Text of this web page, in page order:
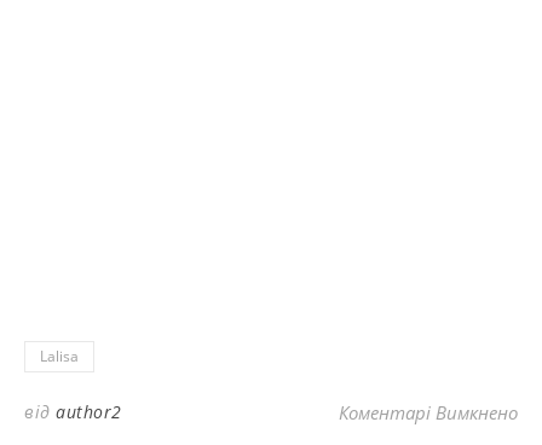
Lalisa
від author2 Коментарі Вимкненодо